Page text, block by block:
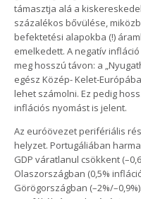
támasztja alá a
százalékos bővülése,
befektetési alapokba (!)
emelkedett. A negatív
meg hosszú távon: a
egész Közép- Kelet-
lehet számolni. Ez pedig
inflációs nyomást is jelent.
Az euróövezet perifériális
helyzet. Portugáliában
GDP váratlanul csökkent
Olaszországban (0,5%
Görögországban (–2%/